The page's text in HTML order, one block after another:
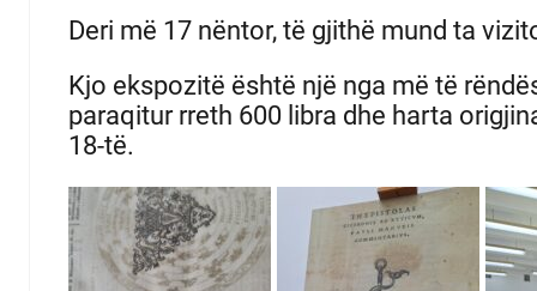
Deri më 17 nëntor, të gjithë mund ta
Kjo ekspozitë është një nga më të
paraqitur rreth 600 libra dhe harta
18-të.